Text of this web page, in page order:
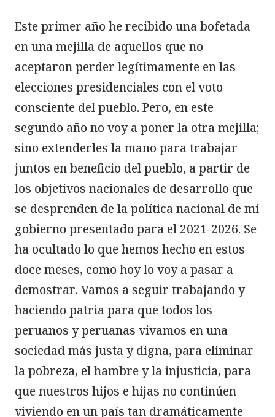
Este primer año he recibido una bofetada
en una mejilla de aquellos que no
aceptaron perder legítimamente en las
elecciones presidenciales con el voto
consciente del pueblo. Pero, en este
segundo año no voy a poner la otra mejilla;
sino extenderles la mano para trabajar
juntos en beneficio del pueblo, a partir de
los objetivos nacionales de desarrollo que
se desprenden de la política nacional de mi
gobierno presentado para el 2021-2026. Se
ha ocultado lo que hemos hecho en estos
doce meses, como hoy lo voy a pasar a
demostrar. Vamos a seguir trabajando y
haciendo patria para que todos los
peruanos y peruanas vivamos en una
sociedad más justa y digna, para eliminar
la pobreza, el hambre y la injusticia, para
que nuestros hijos e hijas no continúen
viviendo en un país tan dramáticamente